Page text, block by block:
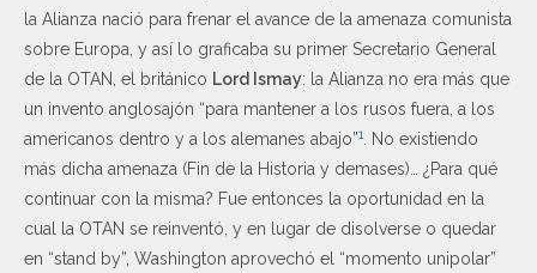
la Alianza nació para frenar el avance de la amenaza comunista
sobre Europa, y así lo graficaba su primer Secretario General
de la OTAN, el británico Lord Ismay: la Alianza no era más que
un invento anglosajón “para mantener a los rusos fuera, a los
americanos dentro y a los alemanes abajo”1. No existiendo
más dicha amenaza (Fin de la Historia y demases)… ¿Para qué
continuar con la misma? Fue entonces la oportunidad en la
cual la OTAN se reinventó, y en lugar de disolverse o quedar
en “stand by”, Washington aprovechó el “momento unipolar”